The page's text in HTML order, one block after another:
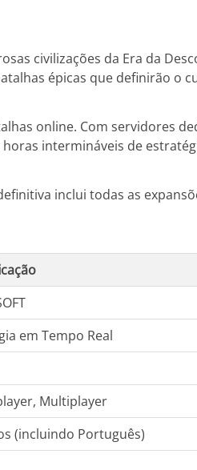
civilizações da Era da
épicas que definirão o
online. Com servidores
intermináveis de
inclui todas as
em Tempo Real
Multiplayer
(incluindo Português)